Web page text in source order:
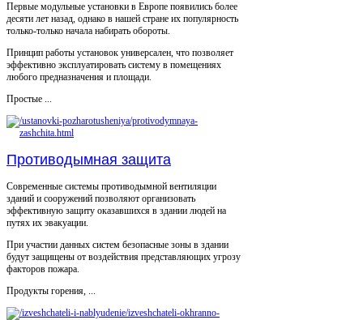
Первые модульные установки в Европе появились более
десяти лет назад, однако в нашей стране их популярность
только-только начала набирать обороты.
Принцип работы установок универсален, что позволяет
эффективно эксплуатировать систему в помещениях
любого предназначения и площади.
Простые ...
Противодымная защита
Современные системы противодымной вентиляции
зданий и сооружений позволяют организовать
эффективную защиту оказавшихся в здании людей на
путях их эвакуации.
При участии данных систем безопасные зоны в здании
будут защищены от воздействия представляющих угрозу
факторов пожара.
Продукты горения, ...